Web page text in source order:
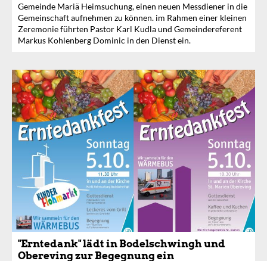
Gemeinde Mariä Heimsuchung, einen neuen Messdiener in die
Gemeinschaft aufnehmen zu können. im Rahmen einer kleinen
Zeremonie führten Pastor Karl Kudla und Gemeindereferent
Markus Kohlenberg Dominic in den Dienst ein.
"Erntedank" lädt in Bodelschwingh und
Obereving zur Begegnung ein